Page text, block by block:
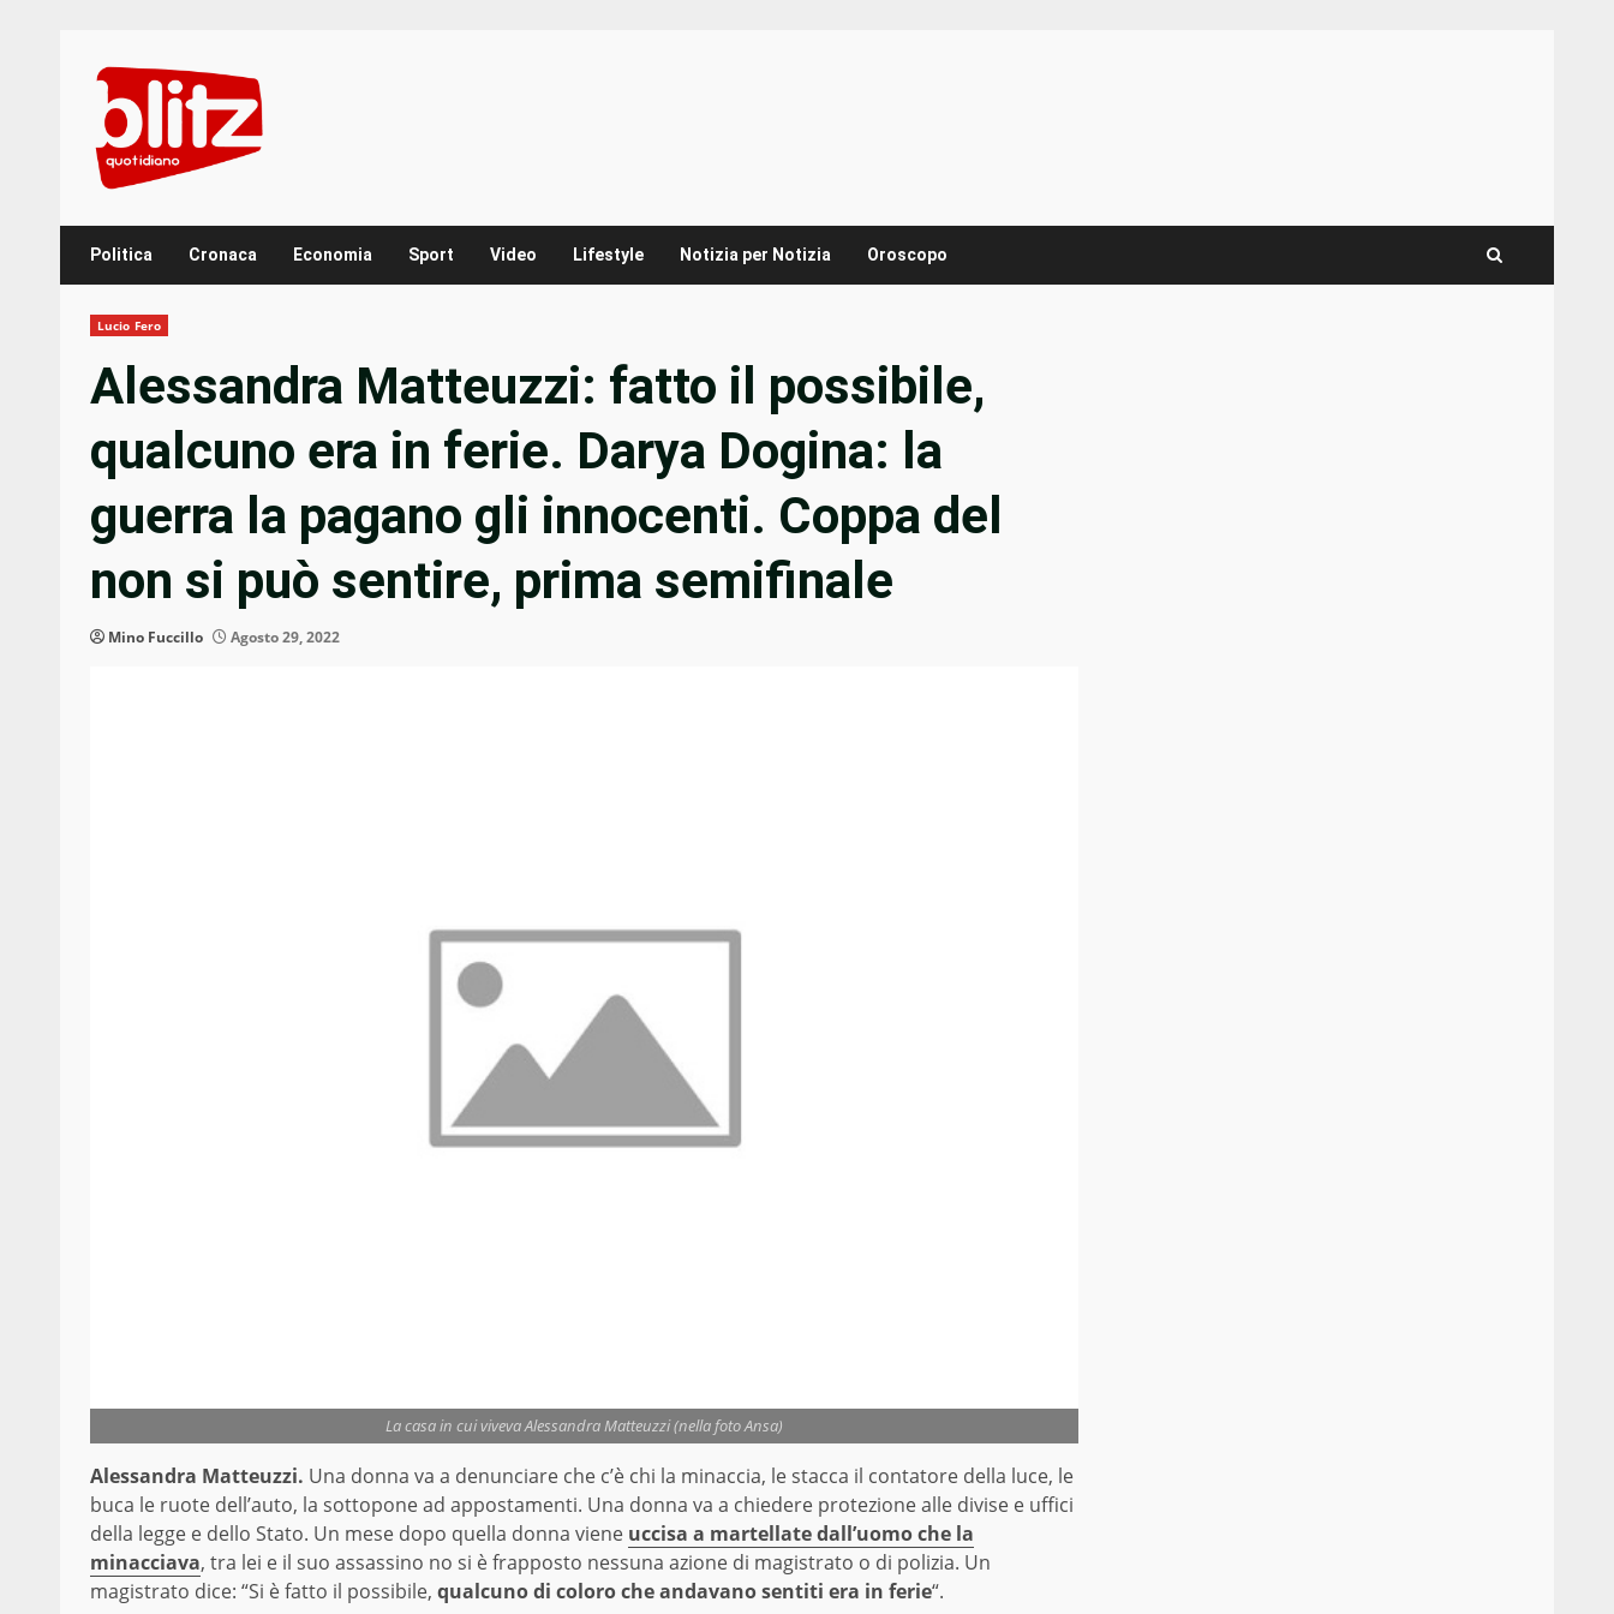
content
Politica Cronaca Economia Sport Video Lifestyle Notizia per Notizia Oroscopo
Lucio Fero
Alessandra Matteuzzi: fatto il possibile,
qualcuno era in ferie. Darya Dogina: la
guerra la pagano gli innocenti. Coppa del
non si può sentire, prima semifinale
Mino Fuccillo Agosto 29, 2022
La casa in cui viveva Alessandra Matteuzzi (nella foto Ansa)
Alessandra Matteuzzi. Una donna va a denunciare che c’è chi la minaccia, le stacca il contatore della luce, le
buca le ruote dell’auto, la sottopone ad appostamenti. Una donna va a chiedere protezione alle divise e uffici
della legge e dello Stato. Un mese dopo quella donna viene uccisa a martellate dall’uomo che la
minacciava, tra lei e il suo assassino no si è frapposto nessuna azione di magistrato o di polizia. Un
magistrato dice: “Si è fatto il possibile, qualcuno di coloro che andavano sentiti era in ferie“.